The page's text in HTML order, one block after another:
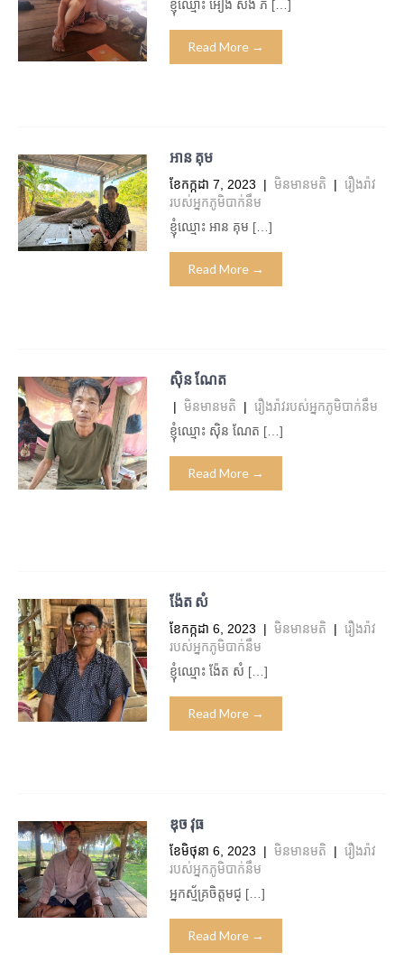
ខ្ញុំឈ្មោះ អៀង សង ភ […]
Read More →
អាន គុម
ខែ​កក្កដា 7, 2023 | មិន​មាន​មតិ | រឿងរ៉ាវ
របស់អ្នកភូមិបាក់នឹម
ខ្ញុំឈ្មោះ អាន គុម […]
Read More →
ស៊ិន ណែត
| មិន​មាន​មតិ | រឿងរ៉ាវរបស់អ្នកភូមិបាក់នឹម
ខ្ញុំឈ្មោះ ស៊ិន ណែត […]
Read More →
ង៉ែត សំ
ខែ​កក្កដា 6, 2023 | មិន​មាន​មតិ | រឿងរ៉ាវ
របស់អ្នកភូមិបាក់នឹម
ខ្ញុំឈ្មោះ ង៉ែត សំ […]
Read More →
ឌុច វុធ
ខែ​មិថុនា 6, 2023 | មិន​មាន​មតិ | រឿងរ៉ាវ
របស់អ្នកភូមិបាក់នឹម
អ្នកស្ម័គ្រចិត្តមជ្ […]
Read More →